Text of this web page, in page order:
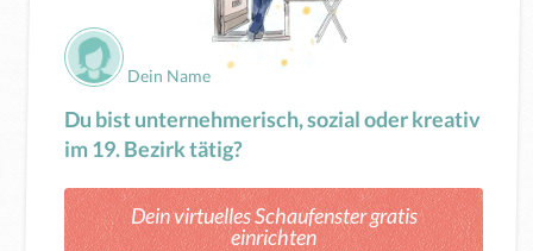
Dein Name
Du bist unternehmerisch, sozial oder kreativ
im 19. Bezirk tätig?
Dein virtuelles Schaufenster gratis
einrichten